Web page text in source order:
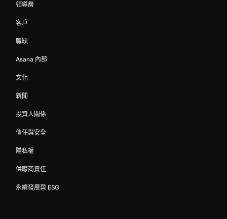
領導層
客戶
職缺
Asana 內部
文化
新聞
投資人關係
信任與安全
隱私權
供應商責任
永續發展與 ESG